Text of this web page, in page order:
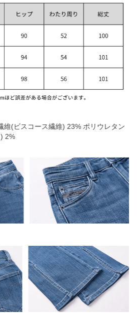
維(ビスコース繊維) 23% ポリウレタン
2%